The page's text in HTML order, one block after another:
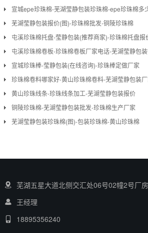
宣城epe珍珠棉-芜湖莹静包装珍珠棉-epe珍珠棉多
芜湖莹静包装报价(图)-珍珠棉批发-铜陵珍珠棉
屯溪珍珠棉托盘-莹静包装(推荐商家)-珍珠棉托盘报
屯溪珍珠棉卷板-珍珠棉卷板厂家电话-芜湖莹静包
宣城珍珠棒-莹静包装(在线咨询)-珍珠棒定做厂家
珍珠棉卷料哪家好-黄山珍珠棉卷料-芜湖莹静包装
黄山珍珠线条-珍珠线条加工-芜湖莹静包装报价
铜陵珍珠棉-芜湖莹静包装批发-珍珠棉生产厂家
芜湖莹静包装珍珠棉(图)-包装珍珠棉-黄山珍珠棉
芜湖五星大道北侧交汇处06号02幢2号厂房
王经理
18895356240